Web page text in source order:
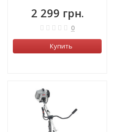
2 299 грн.
0
Купить